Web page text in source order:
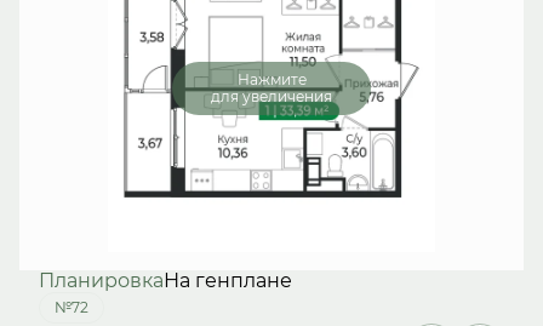
Нажмите
для увеличения
ПланировкаНа генплане
№72